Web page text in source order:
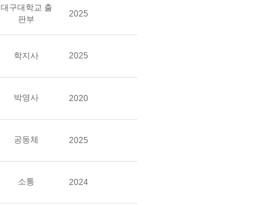
대구대학교 출
판부
2025
학지사 2025
박영사 2020
공동체 2025
소통 2024